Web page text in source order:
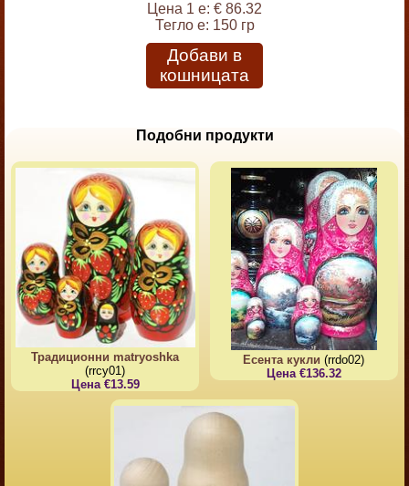
Цена 1 е: € 86.32
Тегло е: 150 гр
Добави в
кошницата
Подобни продукти
Традиционни matryoshka
(rrcy01)
Цена €13.59
Есента кукли (rrdo02)
Цена €136.32